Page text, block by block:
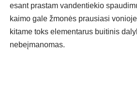
esant prastam vandentiekio
kaimo gale žmonės prausiasi
kitame toks elementarus buitinis
nebeįmanomas.